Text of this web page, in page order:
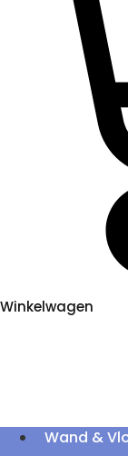
Winkelwagen
Wand &